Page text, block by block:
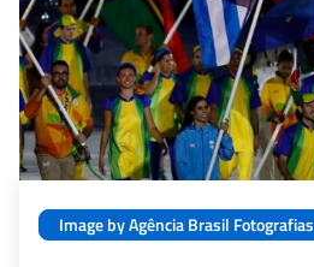
Image by Agência Brasil Fotografias